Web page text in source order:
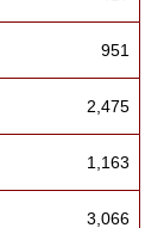
951
2,475
1,163
3,066